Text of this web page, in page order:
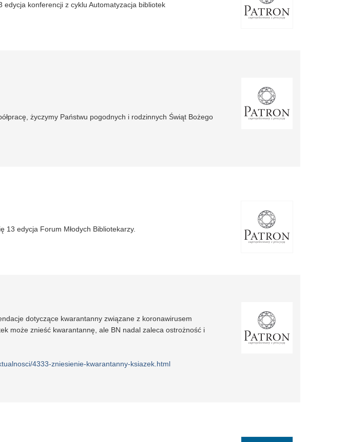
konferencji z cyklu Automatyzacja bibliotek
życzymy Państwu pogodnych i rodzinnych Świąt Bożego
edycja Forum Młodych Bibliotekarzy.
dotyczące kwarantanny związane z koronawirusem
może znieść kwarantannę, ale BN nadal zaleca ostrożność i
4333-zniesienie-kwarantanny-ksiazek.html